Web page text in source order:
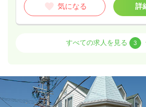
気になる 詳
オペ室(手術室)正・准看護師
給与 22.5〜33.5 万円 /月 賞与3.8ヶ月
※一例
時間 8:00～17:00
すべての求人を見る 3